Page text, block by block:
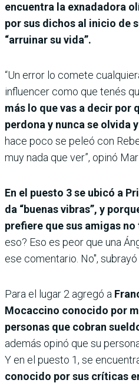
encuentra la exnadadora
por sus dichos al inicio de
“arruinar su vida”.
“Un error lo comete
influencer como que tenés
más lo que vas a decir por
perdona y nunca se olvida
hace poco se peleó con
muy nada que ver”, opinó Mar
En el puesto 3 se ubicó a
da “buenas vibras”, y
prefiere que sus amigas
eso? Eso es peor que una
ese comentario. No", subrayó
Para el lugar 2 agregó a
Mocaccino conocido por
personas que cobran
además opinó que su
Y en el puesto 1, se
conocido por sus críticas